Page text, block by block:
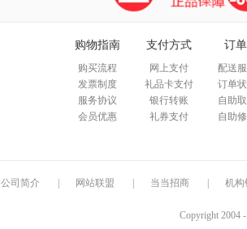
购物指南
购买流程
发票制度
服务协议
会员优惠
支付方式
网上支付
礼品卡支付
银行转账
礼券支付
订
配送
订单
自助
自助
公司简介 网站联盟 当当招商 机构
Copyright 2004